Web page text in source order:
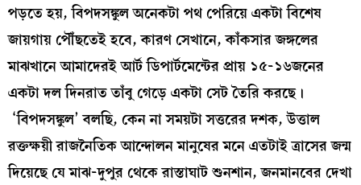
পড়তে হয়, বিপদসঙ্কুল অনেকটা পথ পেরিয়ে একটা বিশেষ
জায়গায় পৌঁছতেই হবে, কারণ সেখানে, কাঁকসার জঙ্গলের
মাঝখানে আমাদেরই আর্ট ডিপার্টমেন্টের প্রায় ১৫-১৬জনের
একটা দল দিনরাত তাঁবু গেড়ে একটা সেট তৈরি করছে।
‘বিপদসঙ্কুল’ বলছি, কেন না সময়টা সত্তরের দশক, উত্তাল
রক্তক্ষয়ী রাজনৈতিক আন্দোলন মানুষের মনে এতটাই ত্রাসের জন্ম
দিয়েছে যে মাঝ-দুপুর থেকে রাস্তাঘাট শুনশান, জনমানবের দেখা